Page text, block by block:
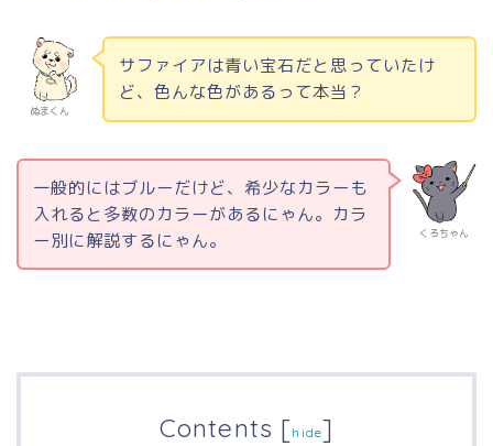
ぬまくん
サファイアは青い宝石だと思っていたけ
ど、色んな色があるって本当？
くろちゃん
一般的にはブルーだけど、希少なカラーも
入れると多数のカラーがあるにゃん。カラ
ー別に解説するにゃん。
Contents [hide]